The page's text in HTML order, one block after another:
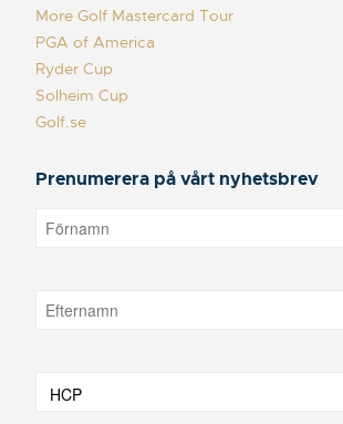
More Golf Mastercard Tour
PGA of America
Ryder Cup
Solheim Cup
Golf.se
Prenumerera på vårt nyhetsbrev